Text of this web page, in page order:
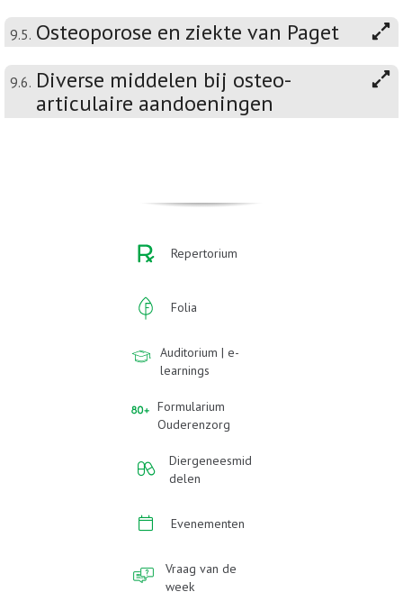
9.5. Osteoporose en ziekte van Paget
9.6. Diverse middelen bij osteo-
articulaire aandoeningen
Repertorium
Folia
Auditorium | e-
learnings
Formularium
Ouderenzorg
Diergeneesmid
delen
Evenementen
Vraag van de
week